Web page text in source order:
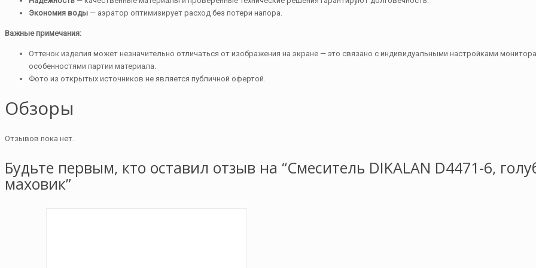
Экономия воды — аэратор оптимизирует расход без потери напора.
Важные примечания:
Оттенок изделия может незначительно отличаться от изображения на экране — это связано с индивидуальными настройками
особенностями партии материала.
Фото из открытых источников не является публичной офертой.
Обзоры
Отзывов пока нет.
Будьте первым, кто оставил отзыв на “Смеситель DIKALAN D4471-6,
маховик”